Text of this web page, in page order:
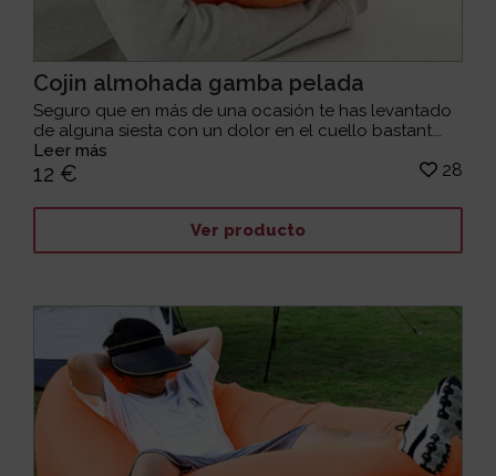
Cojin almohada gamba pelada
Seguro que en más de una ocasión te has levantado
de alguna siesta con un dolor en el cuello bastant...
Leer más
12 € 28
Ver producto